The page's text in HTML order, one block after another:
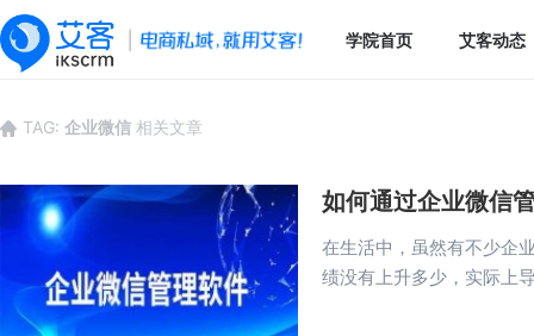
学院首页 艾客动态
TAG: 企业微信 相关文章
如何通过企业微信
在生活中，虽然有不少企
绩没有上升多少，实际上